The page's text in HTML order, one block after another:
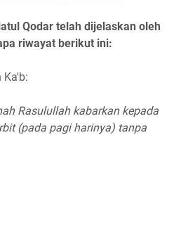
Qodar telah dijelaskan oleh
riwayat berikut ini:
Ka'b:
Rasulullah kabarkan kepada
(pada pagi harinya) tanpa